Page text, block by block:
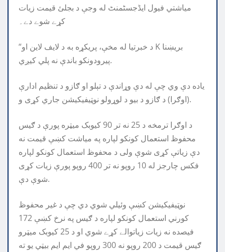
مياشتي فيول ایڈجسٹمنٹ له وجې د بجلئ قيمت زيات
کړے شوے دے۔
“د خبرتیا له مخې، پریکړه به د لایف لاین او K بریښنا
پیرودونکو باندې نه پلي کیږي.
ياده دې وي چې له دې وړاندې د تېلو او ګازو د تنظيم ادارې
(اوګرا) د ګازو د بيو د لوړولو نوټيفيکيشن جاري کړى و.
د اوګرا ترمخه د 25 نه تر 90 کیوبک میټره پورې د ګیس
محفوظ استعمال کونکو لپاره په میاشت کښې قیمت نه
دې زیاتې کړی شوې ولی د محفوظ استعمال کونکو لپاره
فکس چارجز له 10 روپو نه تر 400 روپو پورې زیات کړی
شوې دې.
نوټيفيکيشن کښې وئيلي شوي دي چې د غير محفوظ
کورني استعمال کونکو لپاره د ګيس په نرخ کښې 172
فيصده نه زيات زياتوالے کړے شوي او د 25 کيوبک ميټرو
ګيس قيمت د 200 روپو نه 300 روپو في ايم ايم بيټي يو ته